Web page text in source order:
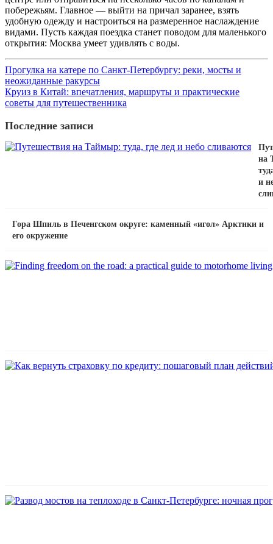
побережьям. Главное — выйти на причал заранее, взять
удобную одежду и настроиться на размеренное наслаждение
видами. Пусть каждая поездка станет поводом для маленького
открытия: Москва умеет удивлять с воды.
Прогулка на катере по Санкт-Петербургу: реки, мосты и
неожиданные ракурсы
Круиз в Китай: впечатления, маршруты и практические
советы для путешественника
Последние записи
на
и
Гора Шпиль в Печенгском округе: каменный «игол» Арктики и
его окружение